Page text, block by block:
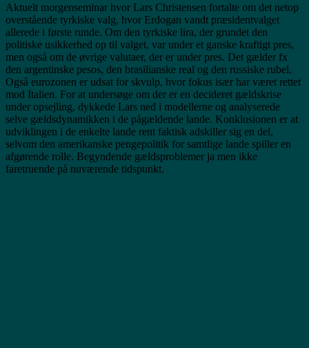
Aktuelt morgenseminar hvor Lars Christensen fortalte om det netop
overstående tyrkiske valg, hvor Erdogan vandt præsidentvalget
allerede i første runde. Om den tyrkiske lira, der grundet den
politiske usikkerhed op til valget, var under et ganske kraftigt pres,
men også om de øvrige valutaer, der er under pres. Det gælder fx
den argentinske pesos, den brasilianske real og den russiske rubel.
Også eurozonen er udsat for skvulp, hvor fokus især har været rettet
mod Italien. For at undersøge om der er en decideret gældskrise
under opsejling, dykkede Lars ned i modellerne og analyserede
selve gældsdynamikken i de pågældende lande. Konklusionen er at
udviklingen i de enkelte lande rent faktisk adskiller sig en del,
selvom den amerikanske pengepolitik for samtlige lande spiller en
afgørende rolle. Begyndende gældsproblemer ja men ikke
faretruende på nuværende tidspunkt.